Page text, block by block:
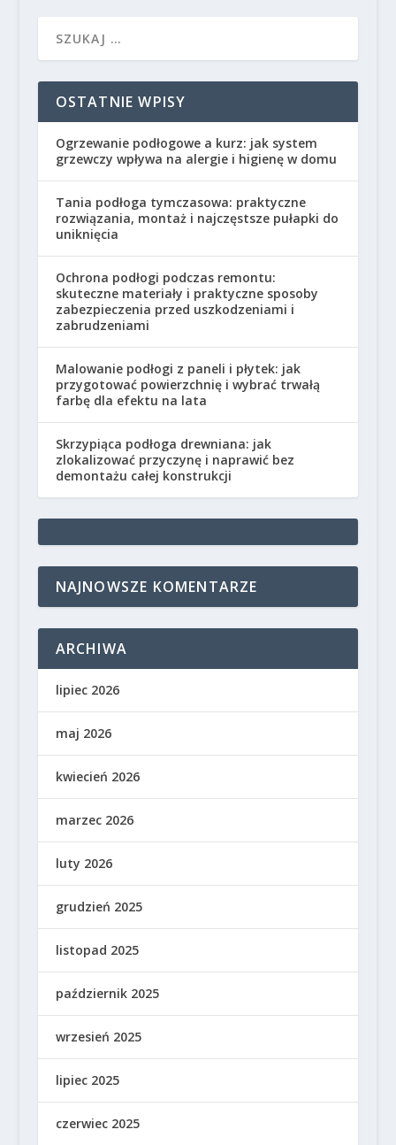
OSTATNIE WPISY
Ogrzewanie podłogowe a kurz: jak system
grzewczy wpływa na alergie i higienę w domu
Tania podłoga tymczasowa: praktyczne
rozwiązania, montaż i najczęstsze pułapki do
uniknięcia
Ochrona podłogi podczas remontu:
skuteczne materiały i praktyczne sposoby
zabezpieczenia przed uszkodzeniami i
zabrudzeniami
Malowanie podłogi z paneli i płytek: jak
przygotować powierzchnię i wybrać trwałą
farbę dla efektu na lata
Skrzypiąca podłoga drewniana: jak
zlokalizować przyczynę i naprawić bez
demontażu całej konstrukcji
NAJNOWSZE KOMENTARZE
ARCHIWA
lipiec 2026
maj 2026
kwiecień 2026
marzec 2026
luty 2026
grudzień 2025
listopad 2025
październik 2025
wrzesień 2025
lipiec 2025
czerwiec 2025